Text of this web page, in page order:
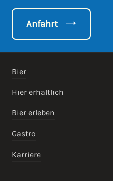
Anfahrt
Bier
Hier erhältlich
Bier erleben
Gastro
Karriere